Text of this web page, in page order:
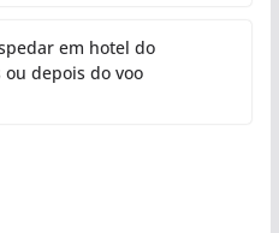
em hotel do
depois do voo